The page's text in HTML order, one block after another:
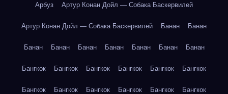
Арбуз Артур Конан Дойл — Собака Баскервилей
Артур Конан Дойл — Собака Баскервилей Банан Банан
Банан Банан Банан Банан Банан Банан Банан
Бангкок Бангкок Бангкок Бангкок Бангкок Бангкок
Бангкок Бангкок Бангкок Бангкок Бангкок Бангкок